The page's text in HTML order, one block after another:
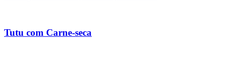
Tutu com Carne-seca